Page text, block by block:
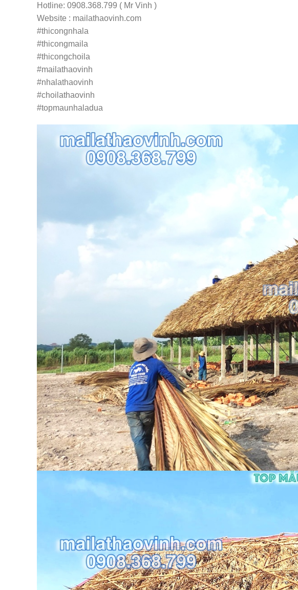
Hotline: 0908.368.799 ( Mr Vinh )
Website : mailathaovinh.com
#thicongnhala
#thicongmaila
#thicongchoila
#mailathaovinh
#nhalathaovinh
#choilathaovinh
#topmaunhaladua